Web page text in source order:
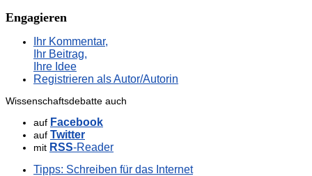
Engagieren
Ihr Kommentar,
Ihr Beitrag,
Ihre Idee
Registrieren als Autor/Autorin
Wissenschaftsdebatte auch
auf Facebook
auf Twitter
mit RSS-Reader
Tipps: Schreiben für das Internet